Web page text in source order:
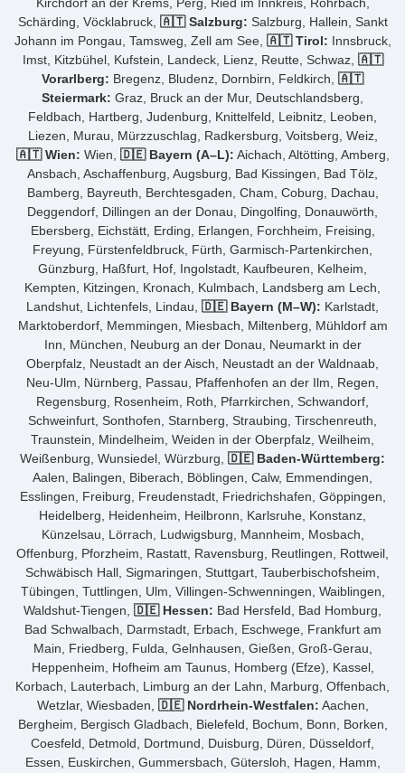
Schärding, Vöcklabruck, 🇦🇹 Salzburg: Salzburg, Hallein, Sankt
Johann im Pongau, Tamsweg, Zell am See, 🇦🇹 Tirol: Innsbruck,
Imst, Kitzbühel, Kufstein, Landeck, Lienz, Reutte, Schwaz, 🇦🇹
Vorarlberg: Bregenz, Bludenz, Dornbirn, Feldkirch, 🇦🇹
Steiermark: Graz, Bruck an der Mur, Deutschlandsberg,
Feldbach, Hartberg, Judenburg, Knittelfeld, Leibnitz, Leoben,
Liezen, Murau, Mürzzuschlag, Radkersburg, Voitsberg, Weiz,
🇦🇹 Wien: Wien, 🇩🇪 Bayern (A–L): Aichach, Altötting, Amberg,
Ansbach, Aschaffenburg, Augsburg, Bad Kissingen, Bad Tölz,
Bamberg, Bayreuth, Berchtesgaden, Cham, Coburg, Dachau,
Deggendorf, Dillingen an der Donau, Dingolfing, Donauwörth,
Ebersberg, Eichstätt, Erding, Erlangen, Forchheim, Freising,
Freyung, Fürstenfeldbruck, Fürth, Garmisch-Partenkirchen,
Günzburg, Haßfurt, Hof, Ingolstadt, Kaufbeuren, Kelheim,
Kempten, Kitzingen, Kronach, Kulmbach, Landsberg am Lech,
Landshut, Lichtenfels, Lindau, 🇩🇪 Bayern (M–W): Karlstadt,
Marktoberdorf, Memmingen, Miesbach, Miltenberg, Mühldorf am
Inn, München, Neuburg an der Donau, Neumarkt in der
Oberpfalz, Neustadt an der Aisch, Neustadt an der Waldnaab,
Neu-Ulm, Nürnberg, Passau, Pfaffenhofen an der Ilm, Regen,
Regensburg, Rosenheim, Roth, Pfarrkirchen, Schwandorf,
Schweinfurt, Sonthofen, Starnberg, Straubing, Tirschenreuth,
Traunstein, Mindelheim, Weiden in der Oberpfalz, Weilheim,
Weißenburg, Wunsiedel, Würzburg, 🇩🇪 Baden-Württemberg:
Aalen, Balingen, Biberach, Böblingen, Calw, Emmendingen,
Esslingen, Freiburg, Freudenstadt, Friedrichshafen, Göppingen,
Heidelberg, Heidenheim, Heilbronn, Karlsruhe, Konstanz,
Künzelsau, Lörrach, Ludwigsburg, Mannheim, Mosbach,
Offenburg, Pforzheim, Rastatt, Ravensburg, Reutlingen, Rottweil,
Schwäbisch Hall, Sigmaringen, Stuttgart, Tauberbischofsheim,
Tübingen, Tuttlingen, Ulm, Villingen-Schwenningen, Waiblingen,
Waldshut-Tiengen, 🇩🇪 Hessen: Bad Hersfeld, Bad Homburg,
Bad Schwalbach, Darmstadt, Erbach, Eschwege, Frankfurt am
Main, Friedberg, Fulda, Gelnhausen, Gießen, Groß-Gerau,
Heppenheim, Hofheim am Taunus, Homberg (Efze), Kassel,
Korbach, Lauterbach, Limburg an der Lahn, Marburg, Offenbach,
Wetzlar, Wiesbaden, 🇩🇪 Nordrhein-Westfalen: Aachen,
Bergheim, Bergisch Gladbach, Bielefeld, Bochum, Bonn, Borken,
Coesfeld, Detmold, Dortmund, Duisburg, Düren, Düsseldorf,
Essen, Euskirchen, Gummersbach, Gütersloh, Hagen, Hamm,